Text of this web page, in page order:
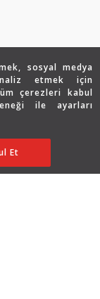
sosyal medya
etmek için
çerezleri kabul
ile ayarları
Et
tüm hakları